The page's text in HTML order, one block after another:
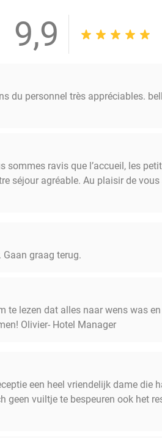
9,9
du personnel très appréciables.
ravis que l’accueil, les
séjour agréable. Au plaisir de
Gaan graag terug.
lezen dat alles naar wens was
Olivier- Hotel Manager
een heel vriendelijk dame die
geen vuiltje te bespeuren ook het